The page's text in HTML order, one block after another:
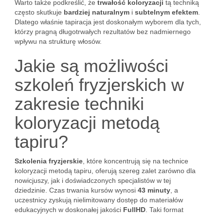
Warto także podkreślić, że trwałość koloryzacji tą techniką
często skutkuje bardziej naturalnym i subtelnym efektem
Dlatego właśnie tapiracja jest doskonałym wyborem dla tych,
którzy pragną długotrwałych rezultatów bez nadmiernego
wpływu na strukturę włosów.
Jakie są możliwości
szkoleń fryzjerskich w
zakresie techniki
koloryzacji metodą
tapiru?
Szkolenia fryzjerskie , które koncentrują się na technice
koloryzacji metodą tapiru, oferują szereg zalet zarówno dla
nowicjuszy, jak i doświadczonych specjalistów w tej
dziedzinie. Czas trwania kursów wynosi 43 minuty , a
uczestnicy zyskują nielimitowany dostęp do materiałów
edukacyjnych w doskonałej jakości FullHD . Taki format